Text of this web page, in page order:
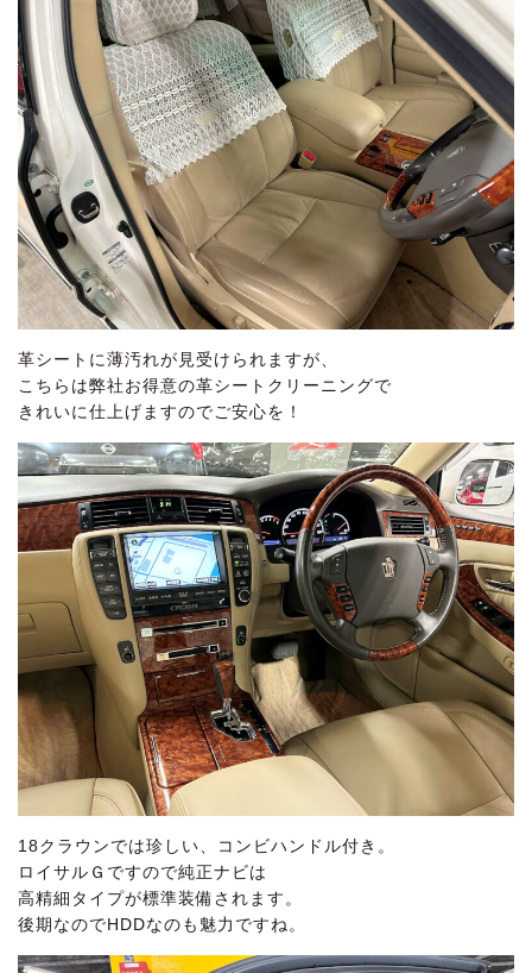
革シートに薄汚れが見受けられますが、
こちらは弊社お得意の革シートクリーニングで
きれいに仕上げますのでご安心を！
18クラウンでは珍しい、コンビハンドル付き。
ロイサルＧですので純正ナビは
高精細タイプが標準装備されます。
後期なのでHDDなのも魅力ですね。